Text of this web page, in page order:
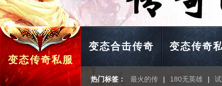
变态传奇私服
变态合击传奇 变态传奇
热门标签： 最火的传 | 180无英雄 |